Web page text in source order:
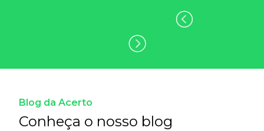
Blog da Acerto
Conheça o nosso blog